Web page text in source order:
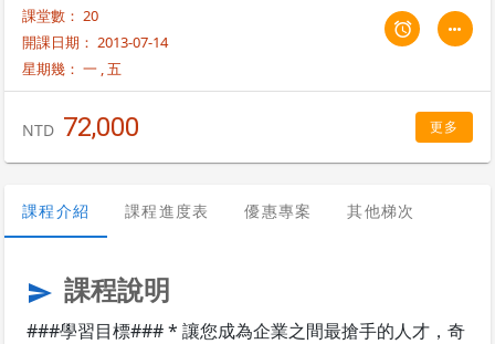
以下內容的教育及訓練。 課程內容通用於各Linux版本: CentOS，
RedHat，Ubuntu，Debian 奇科電腦為國際考試中心 VUE指定考試中心，
原地上課原地考試。 奇科電腦(Geego Systems, Inc.)為LPI 台灣區指定教
育訓練伙伴(請選擇Taiwan進行搜尋)。 LPI 原廠指定教材：奇科電腦自行
容適合 LPIC-1、 RedHat RHCE、CompTIA Linux+ Powered by LPI以及
Novell CLA等國際證照。 使用最高等級的Cisco 交換器，提供大型企業等
級的所有實做環境，讓學員們提前熟悉工作環境。 提供跨作業系統的共通
紮實教育。 * 提供 Linux 系統操作、管理、維護及 Troubleshooting 使用
以及 Linux 系統所內建與延伸的在 Internet 上熱門的各類應用服務。 * 提
供 Linux 系統安全相關的知識及訓練。 * 提供 Linux 應用在企業的各種解
決方案，以及業界寶貴的實務經驗。
課堂數： 20
開課日期： 2013-07-14
星期幾： 一 ,五
NTD 72,000 更多
課程介紹 課程進度表 優惠專案 其他梯次
send 課程說明
###學習目標### * 讓您成為企業之間最搶手的人才，奇